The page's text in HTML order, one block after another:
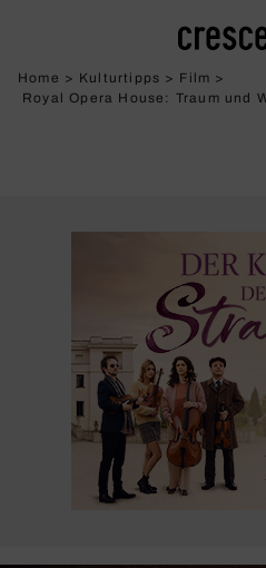
Home > Kulturtipps > Film >
Royal Opera House: Traum und